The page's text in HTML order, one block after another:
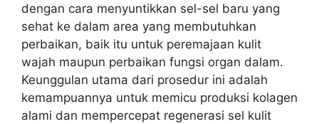
dengan cara menyuntikkan sel-sel baru yang
sehat ke dalam area yang membutuhkan
perbaikan, baik itu untuk peremajaan kulit
wajah maupun perbaikan fungsi organ dalam.
Keunggulan utama dari prosedur ini adalah
kemampuannya untuk memicu produksi kolagen
alami dan mempercepat regenerasi sel kulit